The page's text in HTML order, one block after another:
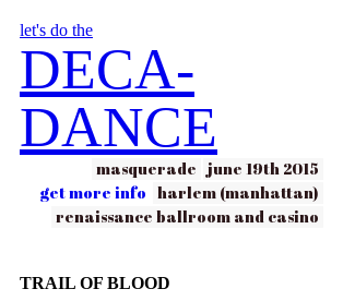
let's do the
DECA-
DANCE
june 19th 2015
masquerade
harlem (manhattan)
get more info
renaissance ballroom and casino
TRAIL OF BLOOD